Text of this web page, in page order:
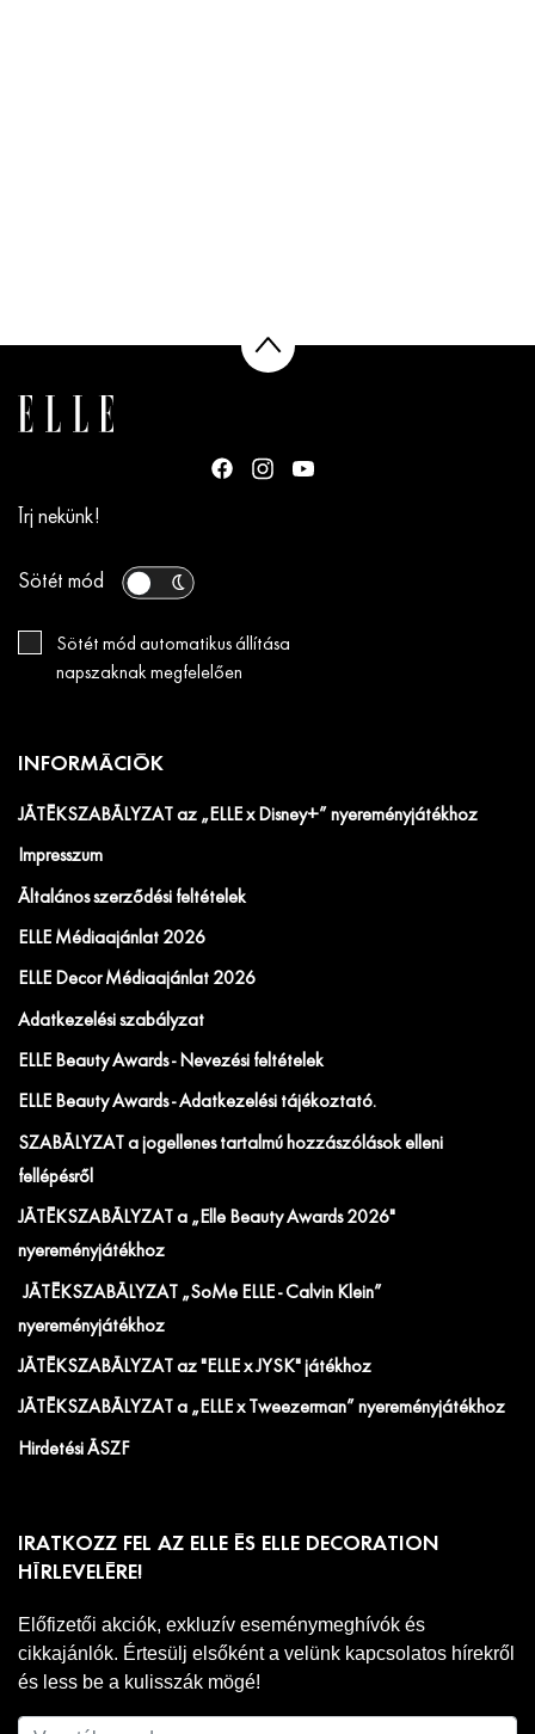
Írj nekünk!
Sötét mód
Sötét mód automatikus állítása
napszaknak megfelelően
INFORMÁCIÓK
JÁTÉKSZABÁLYZAT az „ELLE x Disney+” nyereményjátékhoz
Impresszum
Általános szerződési feltételek
ELLE Médiaajánlat 2026
ELLE Decor Médiaajánlat 2026
Adatkezelési szabályzat
ELLE Beauty Awards - Nevezési feltételek
ELLE Beauty Awards - Adatkezelési tájékoztató.
SZABÁLYZAT a jogellenes tartalmú hozzászólások elleni
fellépésről
JÁTÉKSZABÁLYZAT a „Elle Beauty Awards 2026"
nyereményjátékhoz
JÁTÉKSZABÁLYZAT „SoMe ELLE - Calvin Klein”
nyereményjátékhoz
JÁTÉKSZABÁLYZAT az "ELLE x JYSK" játékhoz
JÁTÉKSZABÁLYZAT a „ELLE x Tweezerman” nyereményjátékhoz
Hirdetési ÁSZF
IRATKOZZ FEL AZ ELLE ÉS ELLE DECORATION
HÍRLEVELÉRE!
Előfizetői akciók, exkluzív eseménymeghívók és
cikkajánlók. Értesülj elsőként a velünk kapcsolatos hírekről
és less be a kulisszák mögé!